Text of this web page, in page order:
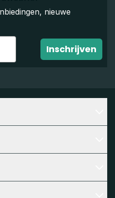
nieuwe
Inschrijven